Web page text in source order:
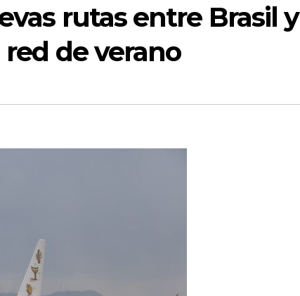
rutas entre Brasil y
de verano